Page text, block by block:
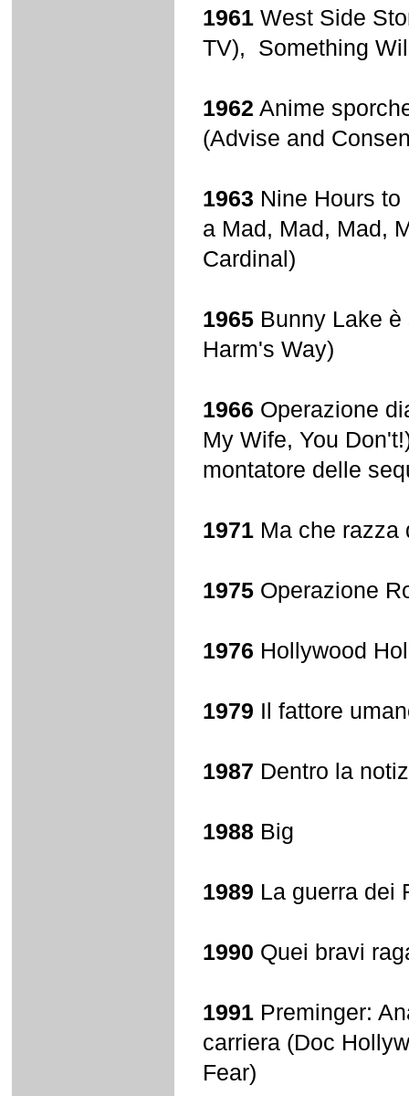
1961 West Side
TV), Something
1962 Anime
(Advise and
1963 Nine Hours
a Mad, Mad, Mad,
Cardinal)
1965 Bunny Lake
Harm's Way)
1966 Operazione
My Wife, You
montatore delle
1971 Ma che razza
1975 Operazione
1976 Hollywood
1979 Il fattore
1987 Dentro la
1988 Big
1989 La guerra dei
1990 Quei bravi
1991 Preminger:
carriera (Doc
Fear)